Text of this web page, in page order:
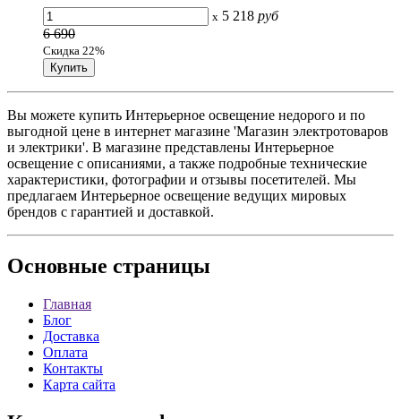
x 5 218 руб
6 690
Скидка 22%
Вы можете купить Интерьерное освещение недорого и по
выгодной цене в интернет магазине 'Магазин электротоваров
и электрики'. В магазине представлены Интерьерное
освещение с описаниями, а также подробные технические
характеристики, фотографии и отзывы посетителей. Мы
предлагаем Интерьерное освещение ведущих мировых
брендов с гарантией и доставкой.
Основные страницы
Главная
Блог
Доставка
Оплата
Контакты
Карта сайта